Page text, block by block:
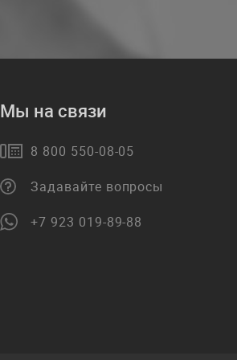
Мы на связи
8 800 550-08-05
Задавайте вопросы
+7 923 019-89-88